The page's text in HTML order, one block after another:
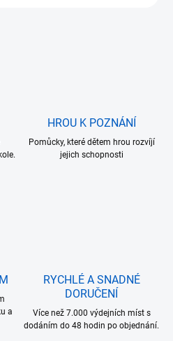
HROU K POZNÁNÍ
Pomůcky, které dětem hrou rozvíjí
jejich schopnosti
a
RYCHLÉ A SNADNÉ
DORUČENÍ
Více než 7.000 výdejních míst s
dodáním do 48 hodin po objednání.